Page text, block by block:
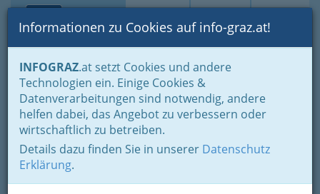
Suche Login Toggle
Informationen zu Cookies auf info-graz.at!
INFOGRAZ.at setzt Cookies und andere
Technologien ein. Einige Cookies &
Datenverarbeitungen sind notwendig, andere
helfen dabei, das Angebot zu verbessern oder
wirtschaftlich zu betreiben.
Details dazu finden Sie in unserer Datenschutz
Erklärung.
Home Branchen
Einkaufen & Schenken - der Handel
Kleine Geschenke... dürfen auch größer sein
Erotik-Shop - Gegen die Beziehungskrise?
ErotikMarkt
Kärntner Straße 216, 8053 Graz
+43 316 255 502
+43 316 255 502 - 4